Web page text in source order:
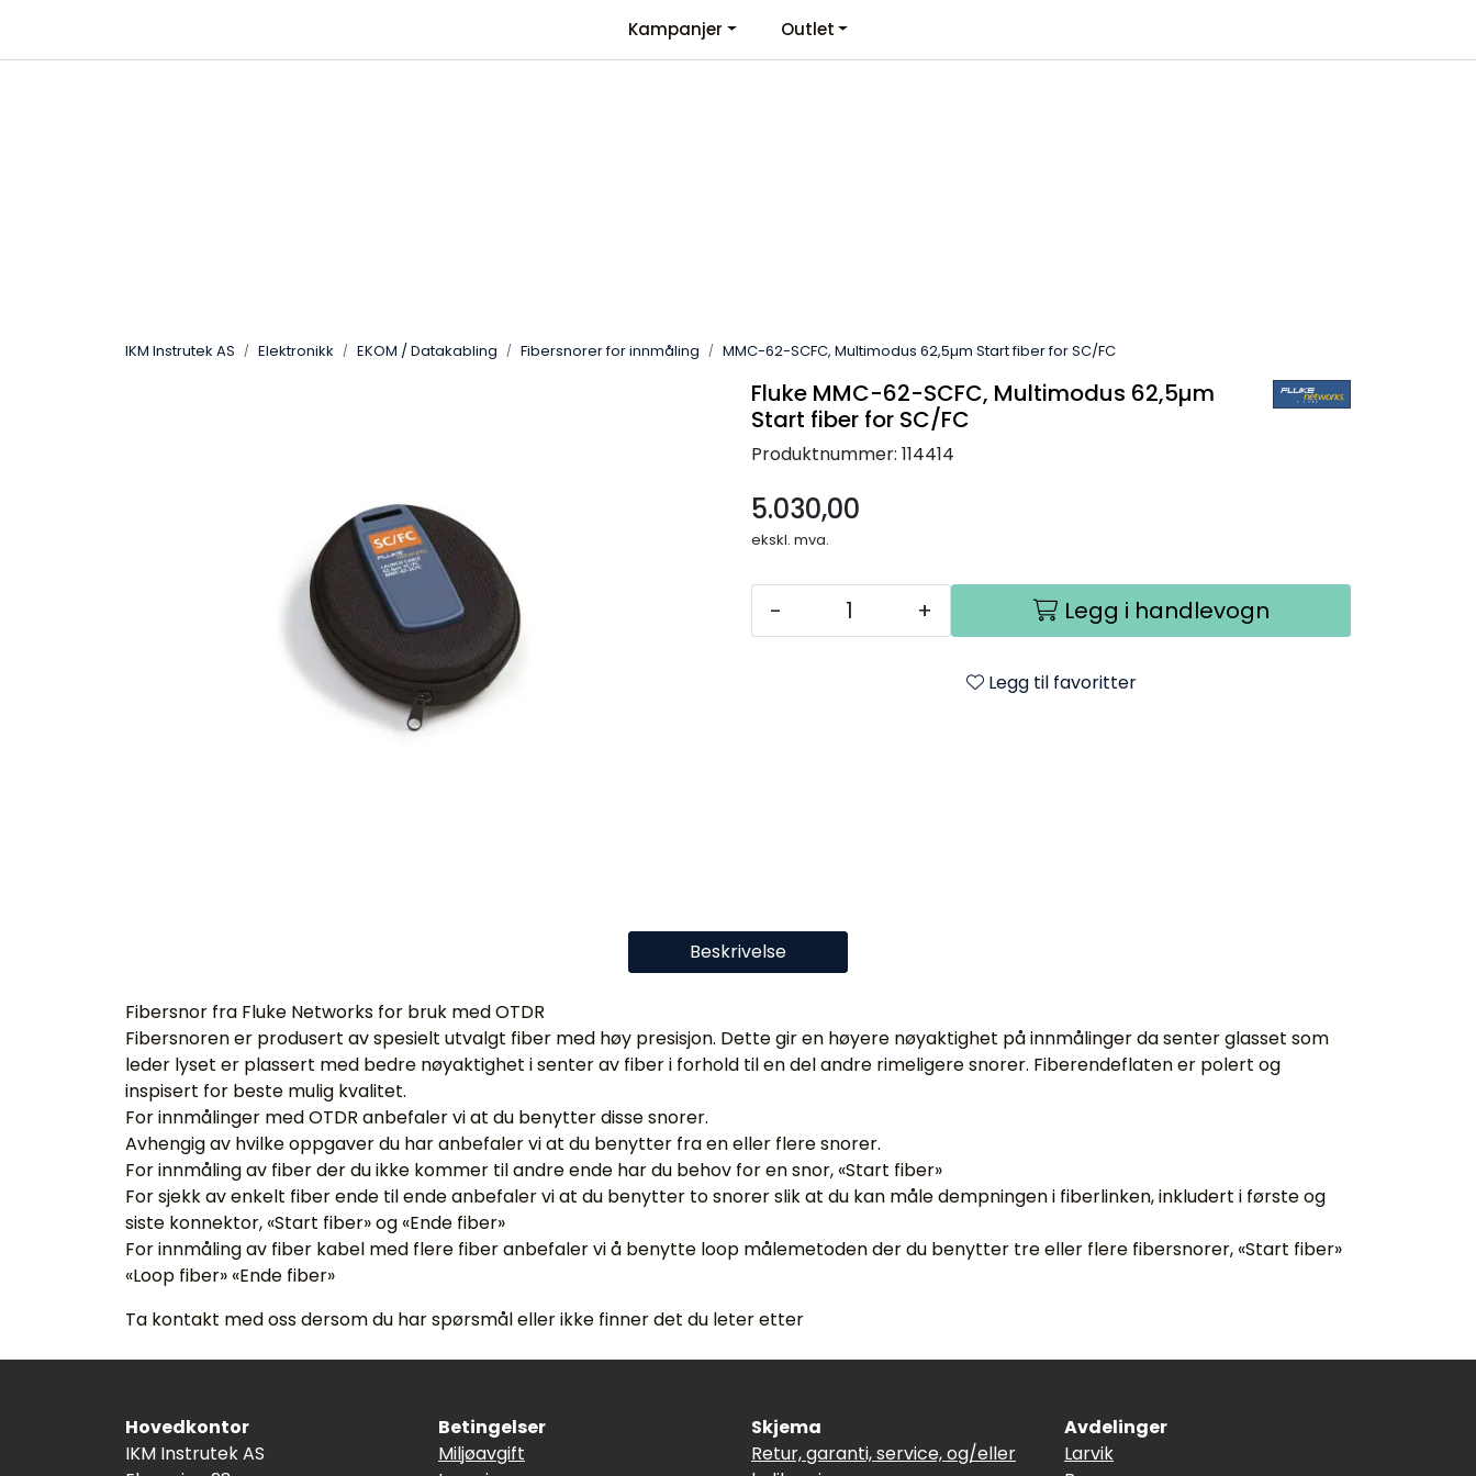
KontaktinformasjonKampanjer Outlet
IKM Instrutek AS Elektronikk EKOM / Datakabling Fibersnorer for innmåling MMC-62-SCFC, Multimodus 62,5µm Start fiber for SC/FC
Fluke MMC-62-SCFC, Multimodus 62,5µm
Start fiber for SC/FC
Produktnummer: 114414
5.030,00
ekskl. mva.
- + Legg i handlevogn
Legg til favoritter
Beskrivelse
Fibersnor fra Fluke Networks for bruk med OTDR
Fibersnoren er produsert av spesielt utvalgt fiber med høy presisjon. Dette gir en høyere nøyaktighet på innmålinger da senter glasset som
leder lyset er plassert med bedre nøyaktighet i senter av fiber i forhold til en del andre rimeligere snorer. Fiberendeflaten er polert og
inspisert for beste mulig kvalitet.
For innmålinger med OTDR anbefaler vi at du benytter disse snorer.
Avhengig av hvilke oppgaver du har anbefaler vi at du benytter fra en eller flere snorer.
For innmåling av fiber der du ikke kommer til andre ende har du behov for en snor, «Start fiber»
For sjekk av enkelt fiber ende til ende anbefaler vi at du benytter to snorer slik at du kan måle dempningen i fiberlinken, inkludert i første og
siste konnektor, «Start fiber» og «Ende fiber»
For innmåling av fiber kabel med flere fiber anbefaler vi å benytte loop målemetoden der du benytter tre eller flere fibersnorer, «Start fiber»
«Loop fiber» «Ende fiber»
Ta kontakt med oss dersom du har spørsmål eller ikke finner det du leter etter
Hovedkontor
IKM Instrutek AS
Betingelser
Miljøavgift
Skjema
Retur, garanti, service, og/eller
Avdelinger
Larvik